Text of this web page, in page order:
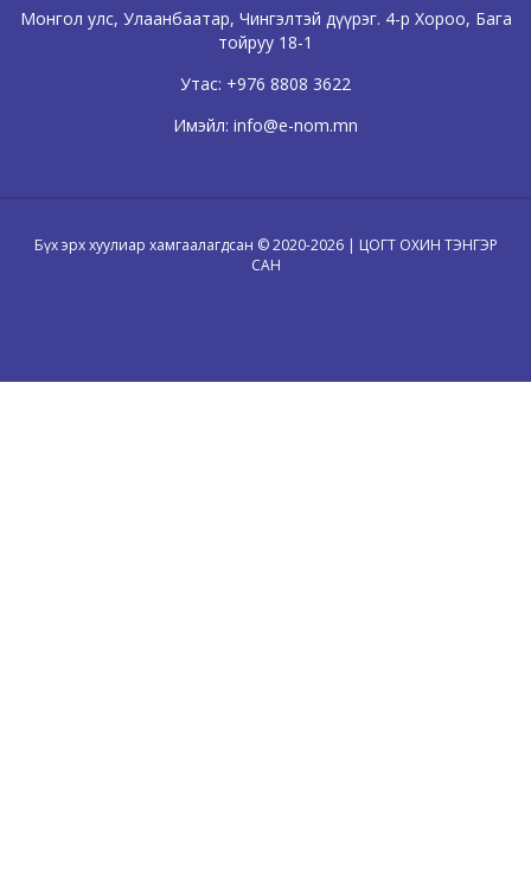
Монгол улс, Улаанбаатар, Чингэлтэй дүүрэг. 4-р Хороо, Бага
тойруу 18-1
Утас: +976 8808 3622
Имэйл: info@e-nom.mn
Бүх эрх хуулиар хамгаалагдсан © 2020-2026 | ЦОГТ ОХИН ТЭНГЭР
САН